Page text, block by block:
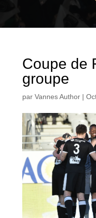
Coupe de
groupe
par Vannes Author|